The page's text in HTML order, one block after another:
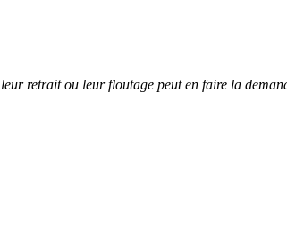
retrait ou leur floutage peut en faire la